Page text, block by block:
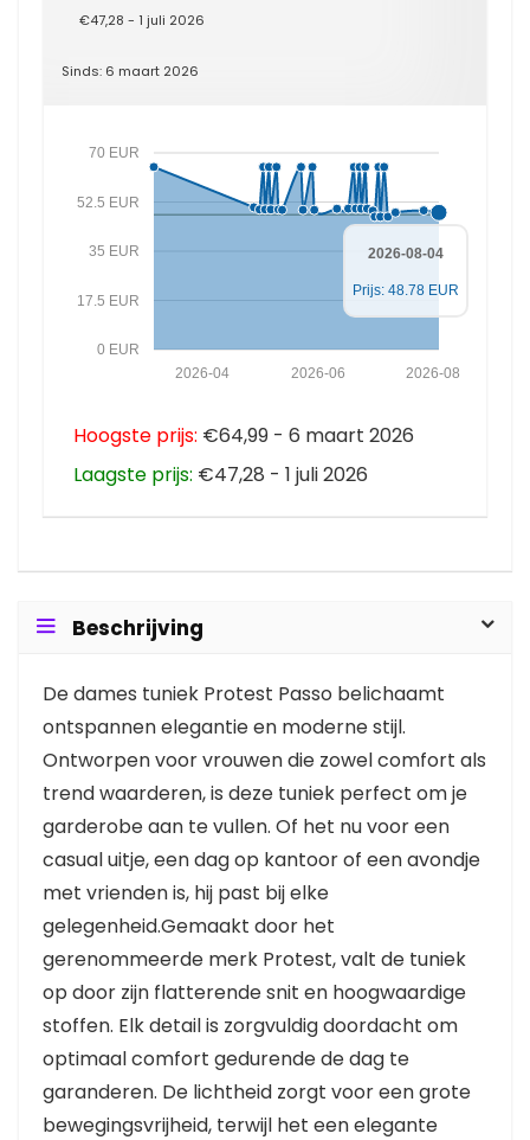
€47,28 - 1 juli 2026
Sinds: 6 maart 2026
0 EUR
17.5 EUR
35 EUR
52.5 EUR
70 EUR
2026-08
2026-06
2026-04
2026-08-04
Prijs: 48.78 EUR
Hoogste prijs: €64,99 - 6 maart 2026
Laagste prijs: €47,28 - 1 juli 2026
Beschrijving
De dames tuniek Protest Passo belichaamt
ontspannen elegantie en moderne stijl.
Ontworpen voor vrouwen die zowel comfort als
trend waarderen, is deze tuniek perfect om je
garderobe aan te vullen. Of het nu voor een
casual uitje, een dag op kantoor of een avondje
met vrienden is, hij past bij elke
gelegenheid.Gemaakt door het
gerenommeerde merk Protest, valt de tuniek
op door zijn flatterende snit en hoogwaardige
stoffen. Elk detail is zorgvuldig doordacht om
optimaal comfort gedurende de dag te
garanderen. De lichtheid zorgt voor een grote
bewegingsvrijheid, terwijl het een elegante